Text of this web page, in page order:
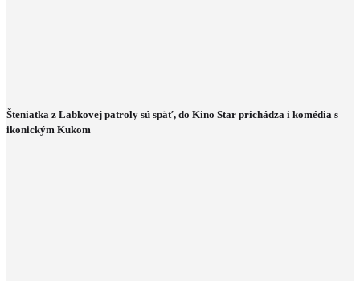
Šteniatka z Labkovej patroly sú späť, do Kino Star prichádza i komédia s
ikonickým Kukom